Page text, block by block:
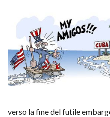
verso la fine del futile